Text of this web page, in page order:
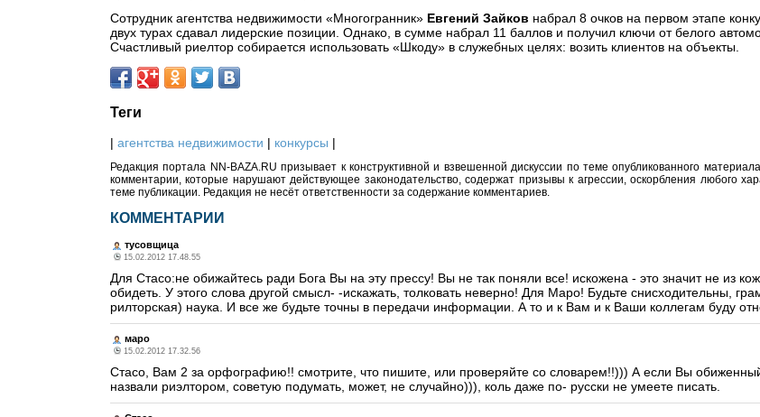
Сотрудник агентства недвижимости «Многогранник» Евгений Зайков набрал 8 очков на первом этапе
двух турах сдавал лидерские позиции. Однако, в сумме набрал 11 баллов и получил ключи от белого
Счастливый риелтор собирается использовать «Шкоду» в служебных целях: возить клиентов на объекты.
Теги
| агентства недвижимости | конкурсы |
Редакция портала NN-BAZA.RU призывает к конструктивной и взвешенной дискуссии по теме опубликованного
комментарии, которые нарушают действующее законодательство, содержат призывы к агрессии, оскорбления любого
теме публикации. Редакция не несёт ответственности за содержание комментариев.
КОММЕНТАРИИ
тусовщица
15.02.2012 17.48.55
Для Стасо:не обижайтесь ради Бога Вы на эту прессу! Вы не так поняли все! искожена - это значит не из
обидеть. У этого слова другой смысл- -искажать, толковать неверно! Для Маро! Будьте снисходительны,
рилторская) наука. И все же будьте точны в передачи информации. А то и к Вам и к Ваши коллегам буду
маро
15.02.2012 17.32.56
Стасо, Вам 2 за орфографию!! смотрите, что пишите, или проверяйте со словарем!!))) А если Вы обиженный
назвали риэлтором, советую подумать, может, не случайно))), коль даже по- русски не умеете писать.